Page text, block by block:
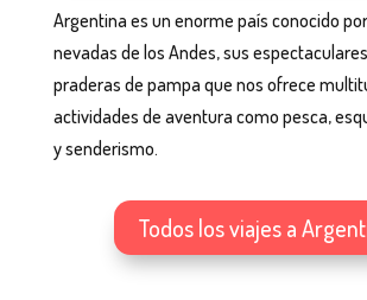
Argentina es un enorme país conocido
nevadas de los Andes, sus
praderas de pampa que nos ofrece
actividades de aventura como pesca,
y senderismo.
Todos los viajes a